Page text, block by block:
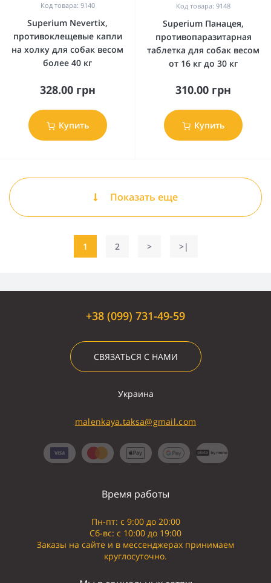
Код товара: 9140
Superium Nevertix,
противоклещевые капли
на холку для собак весом
более 40 кг
328.00 грн
Купить
Код товара: 9148
Superium Панацея,
противопаразитарная
таблетка для собак весом
от 16 кг до 30 кг
310.00 грн
Купить
Показать еще
1 2 > >|
+38 (099) 731-49-59
СВЯЗАТЬСЯ С НАМИ
Украина
malenkaya.taksa@gmail.com
Время работы
Пн-пт: с 9:00 до 20:00
Сб-вс: с 10:00 до 19:00
Заказы на сайте и в мессенджерах принимаем
круглосуточно.